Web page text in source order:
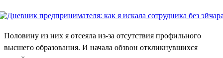
Половину из них я отсеяла из-за отсутствия профильного
высшего образования. И начала обзвон откликнувшихся